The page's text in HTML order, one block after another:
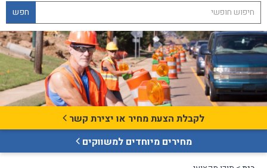
חפש
לקבלת הצעת מחיר או יצירת קשר
מחירים מיוחדים למשווקים